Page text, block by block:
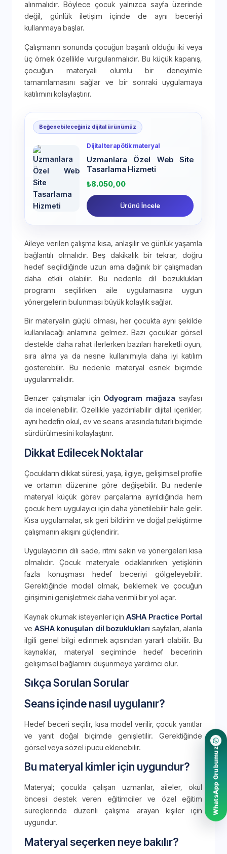
alınmalıdır. Böylece çocuk yalnızca sayfa üzerinde
değil, günlük iletişim içinde de aynı beceriyi
kullanmaya başlar.
Çalışmanın sonunda çocuğun başarılı olduğu iki veya
üç örnek özellikle vurgulanmalıdır. Bu küçük kapanış,
çocuğun materyali olumlu bir deneyimle
tamamlamasını sağlar ve bir sonraki uygulamaya
katılımını kolaylaştırır.
Beğenebileceğiniz dijital ürünümüz
Dijital terapötik materyal
Uzmanlara Özel Web Site
Tasarlama Hizmeti
₺8.050,00
Ürünü İncele
Aileye verilen çalışma kısa, anlaşılır ve günlük yaşamla
bağlantılı olmalıdır. Beş dakikalık bir tekrar, doğru
hedef seçildiğinde uzun ama dağınık bir çalışmadan
daha etkili olabilir. Bu nedenle dil bozuklukları
programı seçilirken aile uygulamasına uygun
yönergelerin bulunması büyük kolaylık sağlar.
Bir materyalin güçlü olması, her çocukta aynı şekilde
kullanılacağı anlamına gelmez. Bazı çocuklar görsel
destekle daha rahat ilerlerken bazıları hareketli oyun,
sıra alma ya da nesne kullanımıyla daha iyi katılım
gösterebilir. Bu nedenle materyal esnek biçimde
uygulanmalıdır.
Benzer çalışmalar için Odyogram mağaza sayfası
da incelenebilir. Özellikle yazdırılabilir dijital içerikler,
aynı hedefin okul, ev ve seans arasında tutarlı biçimde
sürdürülmesini kolaylaştırır.
Dikkat Edilecek Noktalar
Çocukların dikkat süresi, yaşa, ilgiye, gelişimsel profile
ve ortamın düzenine göre değişebilir. Bu nedenle
materyal küçük görev parçalarına ayrıldığında hem
çocuk hem uygulayıcı için daha yönetilebilir hale gelir.
Kısa uygulamalar, sık geri bildirim ve doğal pekiştirme
çalışmanın akışını güçlendirir.
Uygulayıcının dili sade, ritmi sakin ve yönergeleri kısa
olmalıdır. Çocuk materyale odaklanırken yetişkinin
fazla konuşması hedef beceriyi gölgeleyebilir.
Gerektiğinde model olmak, beklemek ve çocuğun
girişimini genişletmek daha verimli bir yol açar.
Kaynak okumak isteyenler içinASHA Practice Portal
ve ASHA konuşulan dil bozuklukları sayfaları, alanla
ilgili genel bilgi edinmek açısından yararlı olabilir. Bu
kaynaklar, materyal seçiminde hedef becerinin
gelişimsel bağlamını düşünmeye yardımcı olur.
Sıkça Sorulan Sorular
Seans içinde nasıl uygulanır?
Hedef beceri seçilir, kısa model verilir, çocuk yanıtlar
ve yanıt doğal biçimde genişletilir. Gerektiğinde
görsel veya sözel ipucu eklenebilir.
Bu materyal kimler için uygundur?
Materyal; çocukla çalışan uzmanlar, aileler, okul
öncesi destek veren eğitimciler ve özel eğitim
süreçlerinde düzenli çalışma arayan kişiler için
uygundur.
Materyal seçerken neye bakılır?
WhatsApp Grubumuz